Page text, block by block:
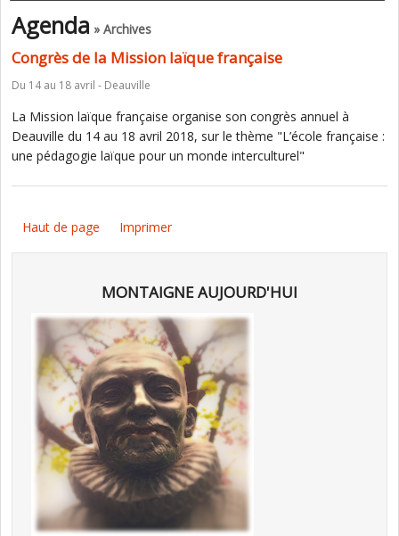
Agenda » Archives
Congrès de la Mission laïque française
Du 14 au 18 avril - Deauville
La Mission laïque française organise son congrès annuel à
Deauville du 14 au 18 avril 2018, sur le thème "L’école française :
une pédagogie laïque pour un monde interculturel"
Haut de page Imprimer
MONTAIGNE AUJOURD'HUI